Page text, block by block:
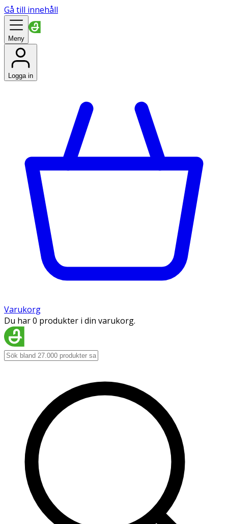
Gå till innehåll
Meny
Logga in
Varukorg
Du har 0 produkter i din varukorg.